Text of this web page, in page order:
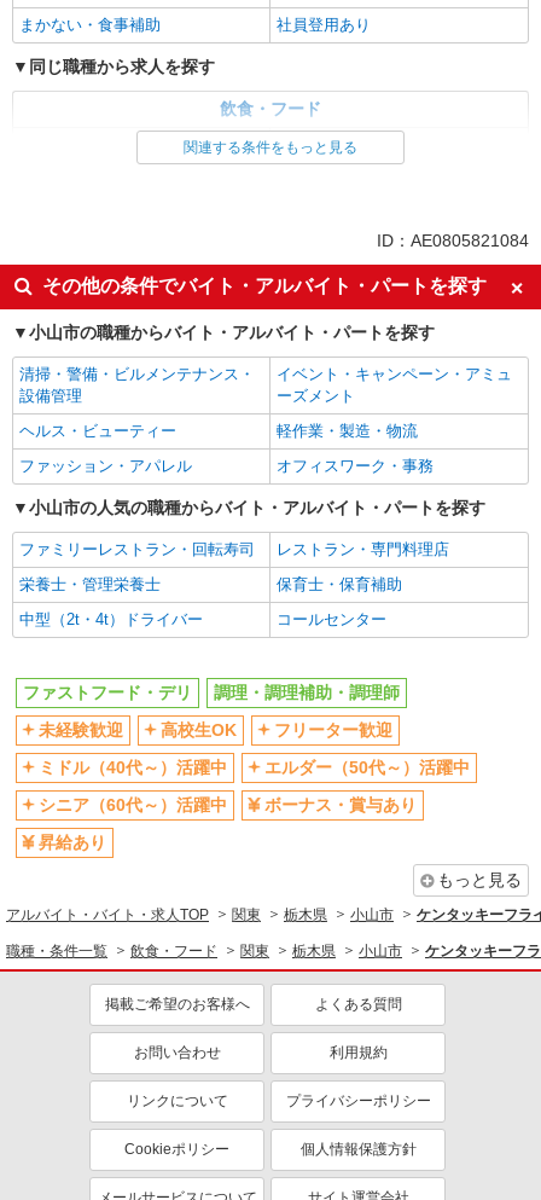
まかない・食事補助
社員登用あり
同じ職種から求人を探す
飲食・フード
ファストフード・デリ
調理・調理補助・調理師
ミドル（40代～）活躍中
ボーナス・賞与あり
週2～3日勤務OK
短時間勤務（1日4h以内）OK
上場企業・上場企業のグループ会
社
扶養内勤務OK
交通費支給
社会保険あり
まかない・食事補助
社員登用あり
関連する条件をもっと見る
ID：AE0805821084
その他の条件でバイト・アルバイト・パートを探す
小山市の職種からバイト・アルバイト・パートを探す
清掃・警備・ビルメンテナンス・
設備管理
イベント・キャンペーン・アミュ
ーズメント
ヘルス・ビューティー
軽作業・製造・物流
ファッション・アパレル
オフィスワーク・事務
小山市の人気の職種からバイト・アルバイト・パートを探す
ファミリーレストラン・回転寿司
レストラン・専門料理店
栄養士・管理栄養士
保育士・保育補助
中型（2t・4t）ドライバー
コールセンター
ファストフード・デリ
調理・調理補助・調理師
未経験歓迎
高校生OK
フリーター歓迎
ミドル（40代～）活躍中
エルダー（50代～）活躍中
シニア（60代～）活躍中
ボーナス・賞与あり
昇給あり
もっと見る
アルバイト・バイト・求人TOP 関東 栃木県 小山市 ケンタッキーフ
職種・条件一覧 飲食・フード 関東 栃木県 小山市 ケンタッキーフ
掲載ご希望のお客様へ よくある質問
お問い合わせ 利用規約
リンクについて プライバシーポリシー
Cookieポリシー 個人情報保護方針